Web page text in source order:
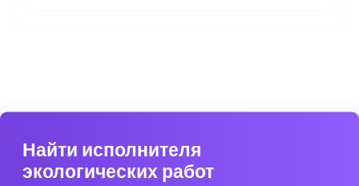
Найти исполнителя
экологических работ